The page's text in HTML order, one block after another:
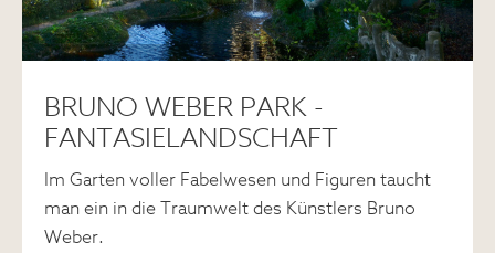
BRUNO WEBER PARK -
FANTASIELANDSCHAFT
Im Garten voller Fabelwesen und Figuren taucht
man ein in die Traumwelt des Künstlers Bruno
Weber.